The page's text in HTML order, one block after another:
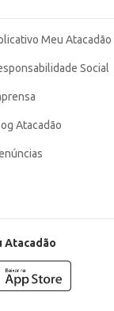
para o seu
Meu Atacadão
Social
Atacadão
Atacadão